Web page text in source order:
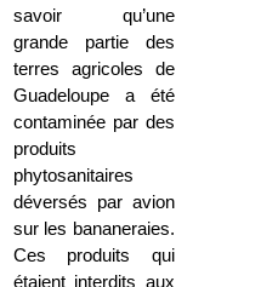
savoir qu’une
grande partie des
terres agricoles de
Guadeloupe a été
contaminée par des
produits
phytosanitaires
déversés par avion
sur les bananeraies.
Ces produits qui
étaient interdits aux